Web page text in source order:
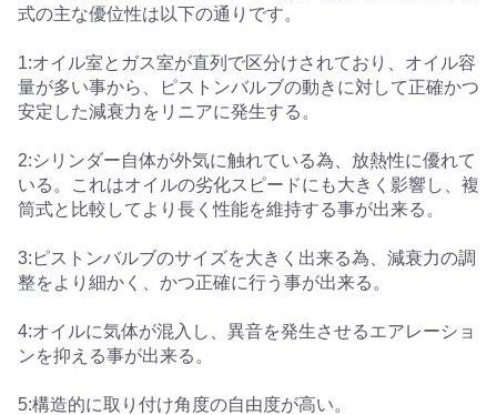
式の主な優位性は以下の通りです。
1:オイル室とガス室が直列で区分けされており、オイル容
量が多い事から、ピストンバルブの動きに対して正確かつ
安定した減衰力をリニアに発生する。
2:シリンダー自体が外気に触れている為、放熱性に優れて
いる。これはオイルの劣化スピードにも大きく影響し、複
筒式と比較してより長く性能を維持する事が出来る。
3:ピストンバルブのサイズを大きく出来る為、減衰力の調
整をより細かく、かつ正確に行う事が出来る。
4:オイルに気体が混入し、異音を発生させるエアレーショ
ンを抑える事が出来る。
5:構造的に取り付け角度の自由度が高い。